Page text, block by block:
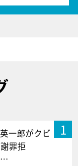
1
一郎がクビ
罪拒
…